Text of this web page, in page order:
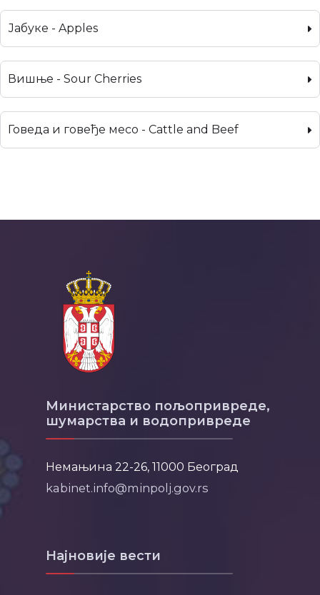
Јабуке - Apples
Вишње - Sour Cherries
Говеда и говеђе месо - Cattle and Beef
Министарство пољопривреде,
шумарства и водопривреде
Немањина 22-26, 11000 Београд
kabinet.info@minpolj.gov.rs
Најновије вести